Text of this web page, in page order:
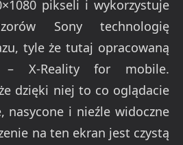
pikseli i wykorzystuje
Sony technologię
tyle że tutaj opracowaną
– X-Reality for mobile.
dzięki niej to co oglądacie
nasycone i nieźle widoczne
na ten ekran jest czystą